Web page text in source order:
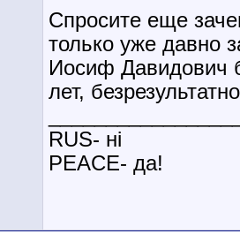
Спросите еще
только уже давно
Иосиф Давидович
лет,
RUS- ні
PEACE- да!